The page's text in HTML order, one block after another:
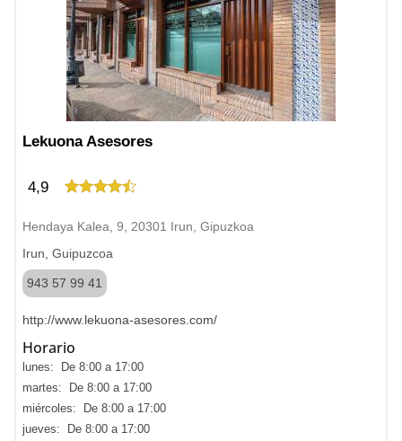
Lekuona Asesores
4,9
Hendaya Kalea, 9, 20301 Irun, Gipuzkoa
Irun, Guipuzcoa
943 57 99 41
http://www.lekuona-asesores.com/
Horario
lunes: De 8:00 a 17:00
martes: De 8:00 a 17:00
miércoles: De 8:00 a 17:00
jueves: De 8:00 a 17:00